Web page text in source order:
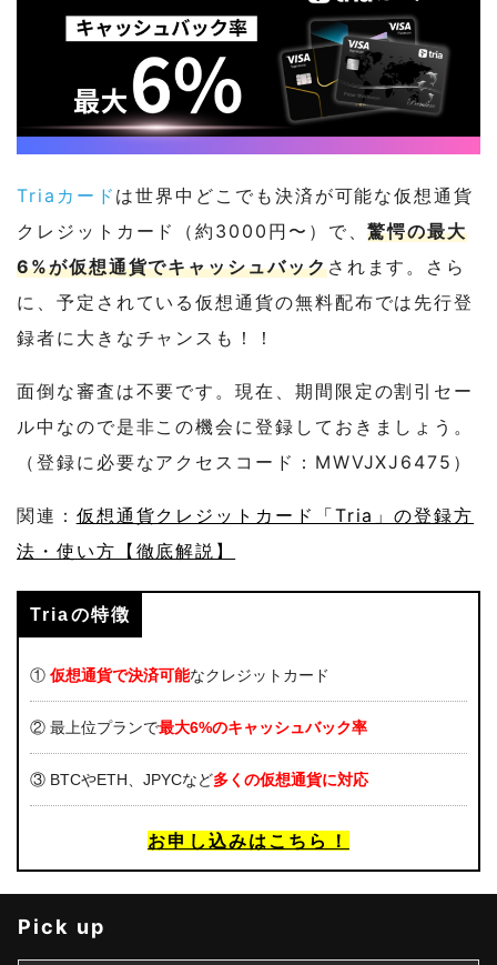
Triaカード は世界中どこでも決済が可能な仮想通貨
クレジットカード（約3000円〜）で、驚愕の最大
6%が仮想通貨でキャッシュバックされます。さら
に、予定されている仮想通貨の無料配布では先行登
録者に大きなチャンスも！！
面倒な審査は不要です。現在、期間限定の割引セー
ル中なので是非この機会に登録しておきましょう。
（登録に必要なアクセスコード：MWVJXJ6475）
関連： 仮想通貨クレジットカード「Tria」の登録方
法・使い方【徹底解説】
Triaの特徴
① 仮想通貨で決済可能なクレジットカード
② 最上位プランで最大6%のキャッシュバック率
③ BTCやETH、JPYCなど多くの仮想通貨に対応
お申し込みはこちら！
Pick up